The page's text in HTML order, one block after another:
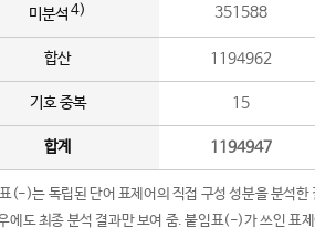
미분석 4) 351588
합산 1194962
기호 중복 15
합계 1194947
(-)는 독립된 단어 표제어의 직접 구성 성분을 분석한
에도 최종 분석 결과만 보여 줌. 붙임표(-)가 쓰인 표